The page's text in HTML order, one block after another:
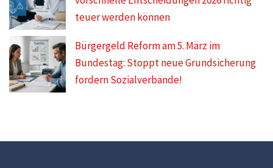
teuer werden können
Bürgergeld Reform am 5. März im
Bundestag: Stoppt neue Grundsicherung
fordern Sozialverbände!